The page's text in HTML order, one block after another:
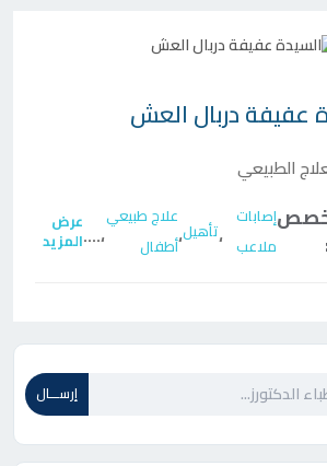
عفيفة دربال العش
الطبيعي
إصابات
ملاعب ،تأهيل،
علاج طبيعي
أطفال
،....عرض
المزيد
إرســـال